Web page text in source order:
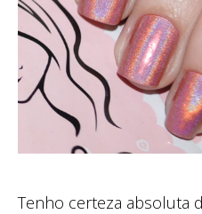
Tenho certeza absoluta